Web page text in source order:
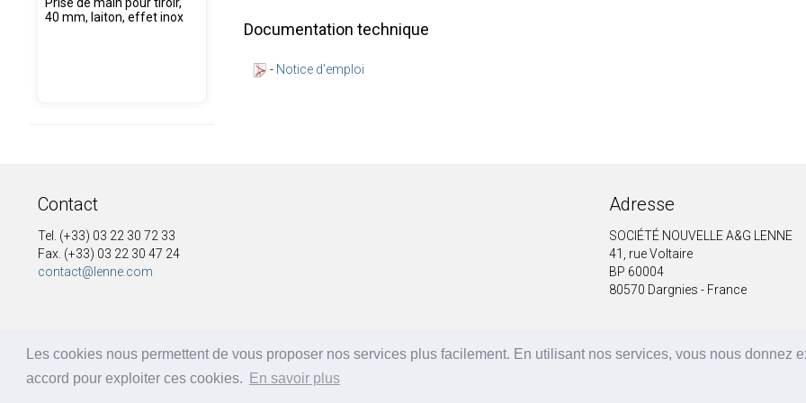
Les cookies nous permettent de vous proposer nos services plus facilement. En utilisant nos services, vous nous donnez
accord pour exploiter ces cookies.
En savoir plus
40 mm, laiton, effet inox
Documentation technique
- Notice d'emploi
Contact
Tel. (+33) 03 22 30 72 33
Fax. (+33) 03 22 30 47 24
contact@lenne.com
Adresse
SOCIÉTÉ NOUVELLE A&G LENNE
41, rue Voltaire
BP 60004
80570 Dargnies - France